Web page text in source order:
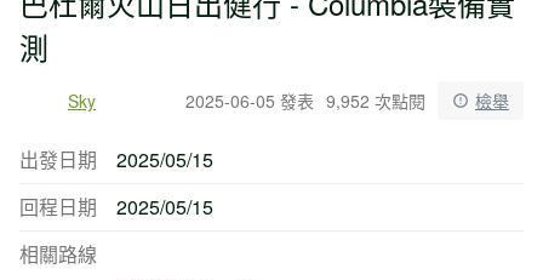
測
Sky 2025-06-05 發表 9,952 次點閱 檢舉
出發日期
2025/05/15
回程日期
2025/05/15
相關路線